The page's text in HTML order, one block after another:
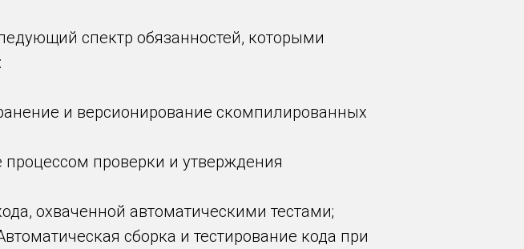
спектр обязанностей, которыми
и версионирование скомпилированных
проверки и утверждения
охваченной автоматическими тестами;
сборка и тестирование кода при